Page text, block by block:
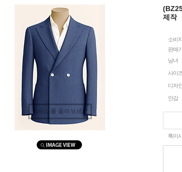
마우스를 올려보세요
제작
소비
판매
남녀
사이
디자인
안감
특이